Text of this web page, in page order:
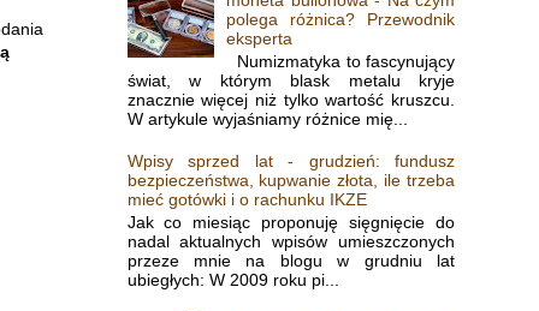
polega różnica? Przewodnik
eksperta
Numizmatyka to fascynujący
świat, w którym blask metalu kryje
znacznie więcej niż tylko wartość kruszcu.
W artykule wyjaśniamy różnice mię...
Wpisy sprzed lat - grudzień: fundusz
bezpieczeństwa, kupwanie złota, ile trzeba
mieć gotówki i o rachunku IKZE
Jak co miesiąc proponuję sięgnięcie do
nadal aktualnych wpisów umieszczonych
przeze mnie na blogu w grudniu lat
ubiegłych: W 2009 roku pi...